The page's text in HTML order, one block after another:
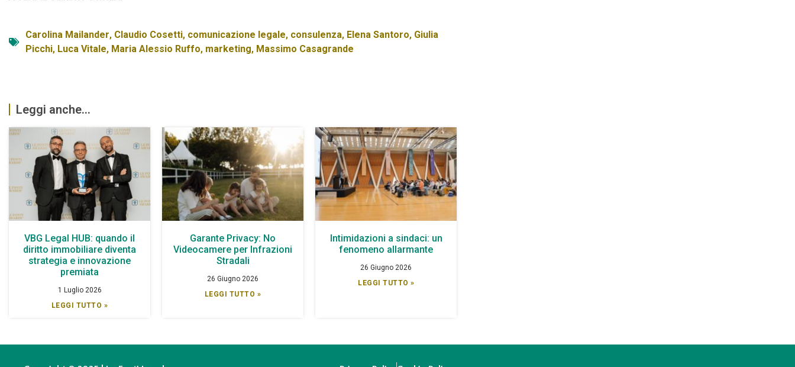
Carolina Mailander, Claudio Cosetti, comunicazione legale, consulenza, Elena Santoro, Giulia
Picchi, Luca Vitale, Maria Alessio Ruffo, marketing, Massimo Casagrande
Leggi anche...
VBG Legal HUB: quando il
diritto immobiliare diventa
strategia e innovazione
premiata
1 Luglio 2026
LEGGI TUTTO »
Garante Privacy: No
Videocamere per Infrazioni
Stradali
26 Giugno 2026
LEGGI TUTTO »
Intimidazioni a sindaci: un
fenomeno allarmante
26 Giugno 2026
LEGGI TUTTO »